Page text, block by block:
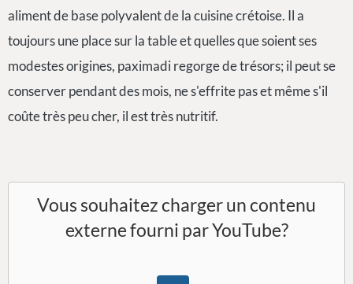
aliment de base polyvalent de la cuisine crétoise. Il a
toujours une place sur la table et quelles que soient ses
modestes origines, paximadi regorge de trésors; il peut se
conserver pendant des mois, ne s'effrite pas et même s'il
coûte très peu cher, il est très nutritif.
Vous souhaitez charger un contenu
externe fourni parYouTube?